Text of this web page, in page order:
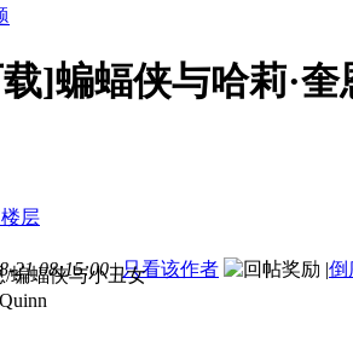
]蝙蝠侠与哈莉·奎
21 08:15:00 | 只看该作者 |倒
蝠侠与小丑女